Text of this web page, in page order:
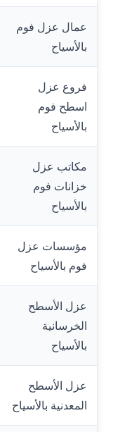
عمال عزل فوم
بالأسياح
فروع عزل
اسطح فوم
بالأسياح
مكاتب عزل
خزانات فوم
بالأسياح
مؤسسات عزل
فوم بالأسياح
عزل الأسطح
الخرسانية
بالأسياح
عزل الأسطح
المعدنية بالأسياح